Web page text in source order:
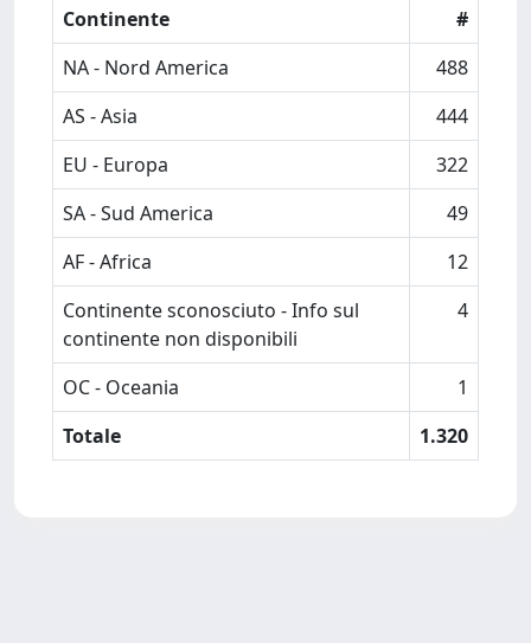
Continente
#
NA - Nord America
488
AS - Asia
444
EU - Europa
322
SA - Sud America
49
AF - Africa
12
Continente sconosciuto - Info sul
continente non disponibili
4
OC - Oceania
1
Totale
1.320